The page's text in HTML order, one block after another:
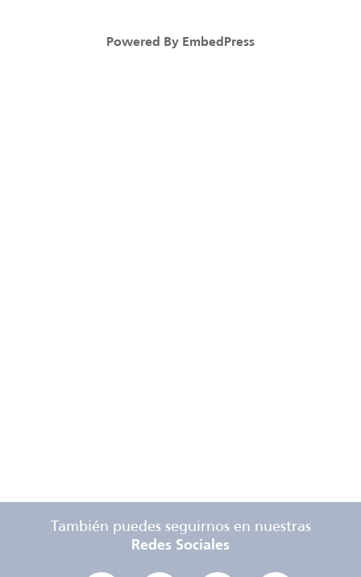
Powered By EmbedPress
También puedes seguirnos en nuestras
Redes Sociales